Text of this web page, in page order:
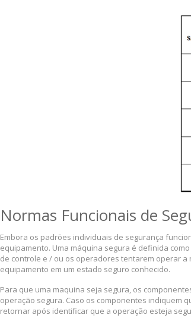
Normas Funcionais de
Embora os padrões individuais de segurança
equipamento. Uma máquina segura é definida
de controle e / ou os operadores tentarem operar
equipamento em um estado seguro conhecido.
Para que uma maquina seja segura, os
operação segura. Caso os componentes indiquem
retornar após identificar que a operação esteja